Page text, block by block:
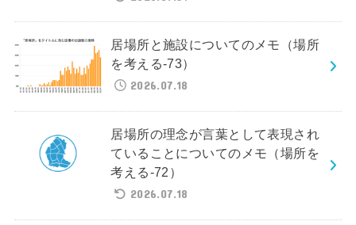
居場所と施設についてのメモ（場所
を考える-73）
2026.07.18
居場所の理念が言葉として表現され
ていることについてのメモ（場所を
考える-72）
2026.07.18